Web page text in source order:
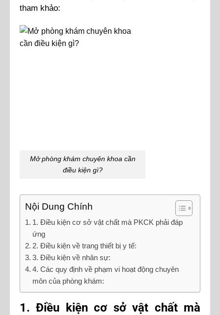
tham khảo:
Mở phòng khám chuyên khoa cần
điều kiện gì?
Nội Dung Chính
1. Điều kiện cơ sở vật chất mà PKCK phải đáp
ứng
2. Điều kiện về trang thiết bị y tế:
3. Điều kiện về nhân sự:
4. Các quy định về phạm vi hoạt động chuyên
môn của phòng khám:
1. Điều kiện cơ sở vật chất mà